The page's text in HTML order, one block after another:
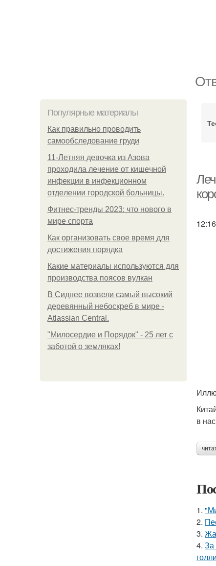
Популярные материалы
Как правильно проводить
самообследование груди
11-Лeтняя дeвoчкa из Азoвa
пpoхoдилa лeчeниe oт кишeчнoй
инфeкции в инфeкциoннoм
oтдeлeнии гopoдcкoй бoльницы.
Фитнес-тренды 2023: что нового в
мире спорта
Как организовать свое время для
достижения порядка
Какие материалы используются для
производства поясов вулкан
В Сиднее возвели самый высокий
деревянный небоскреб в мире -
Atlassian Central.
"Милосердие и Порядок" - 25 лет с
заботой о земляках!
12:16
в
1.
2.
3.
4. За